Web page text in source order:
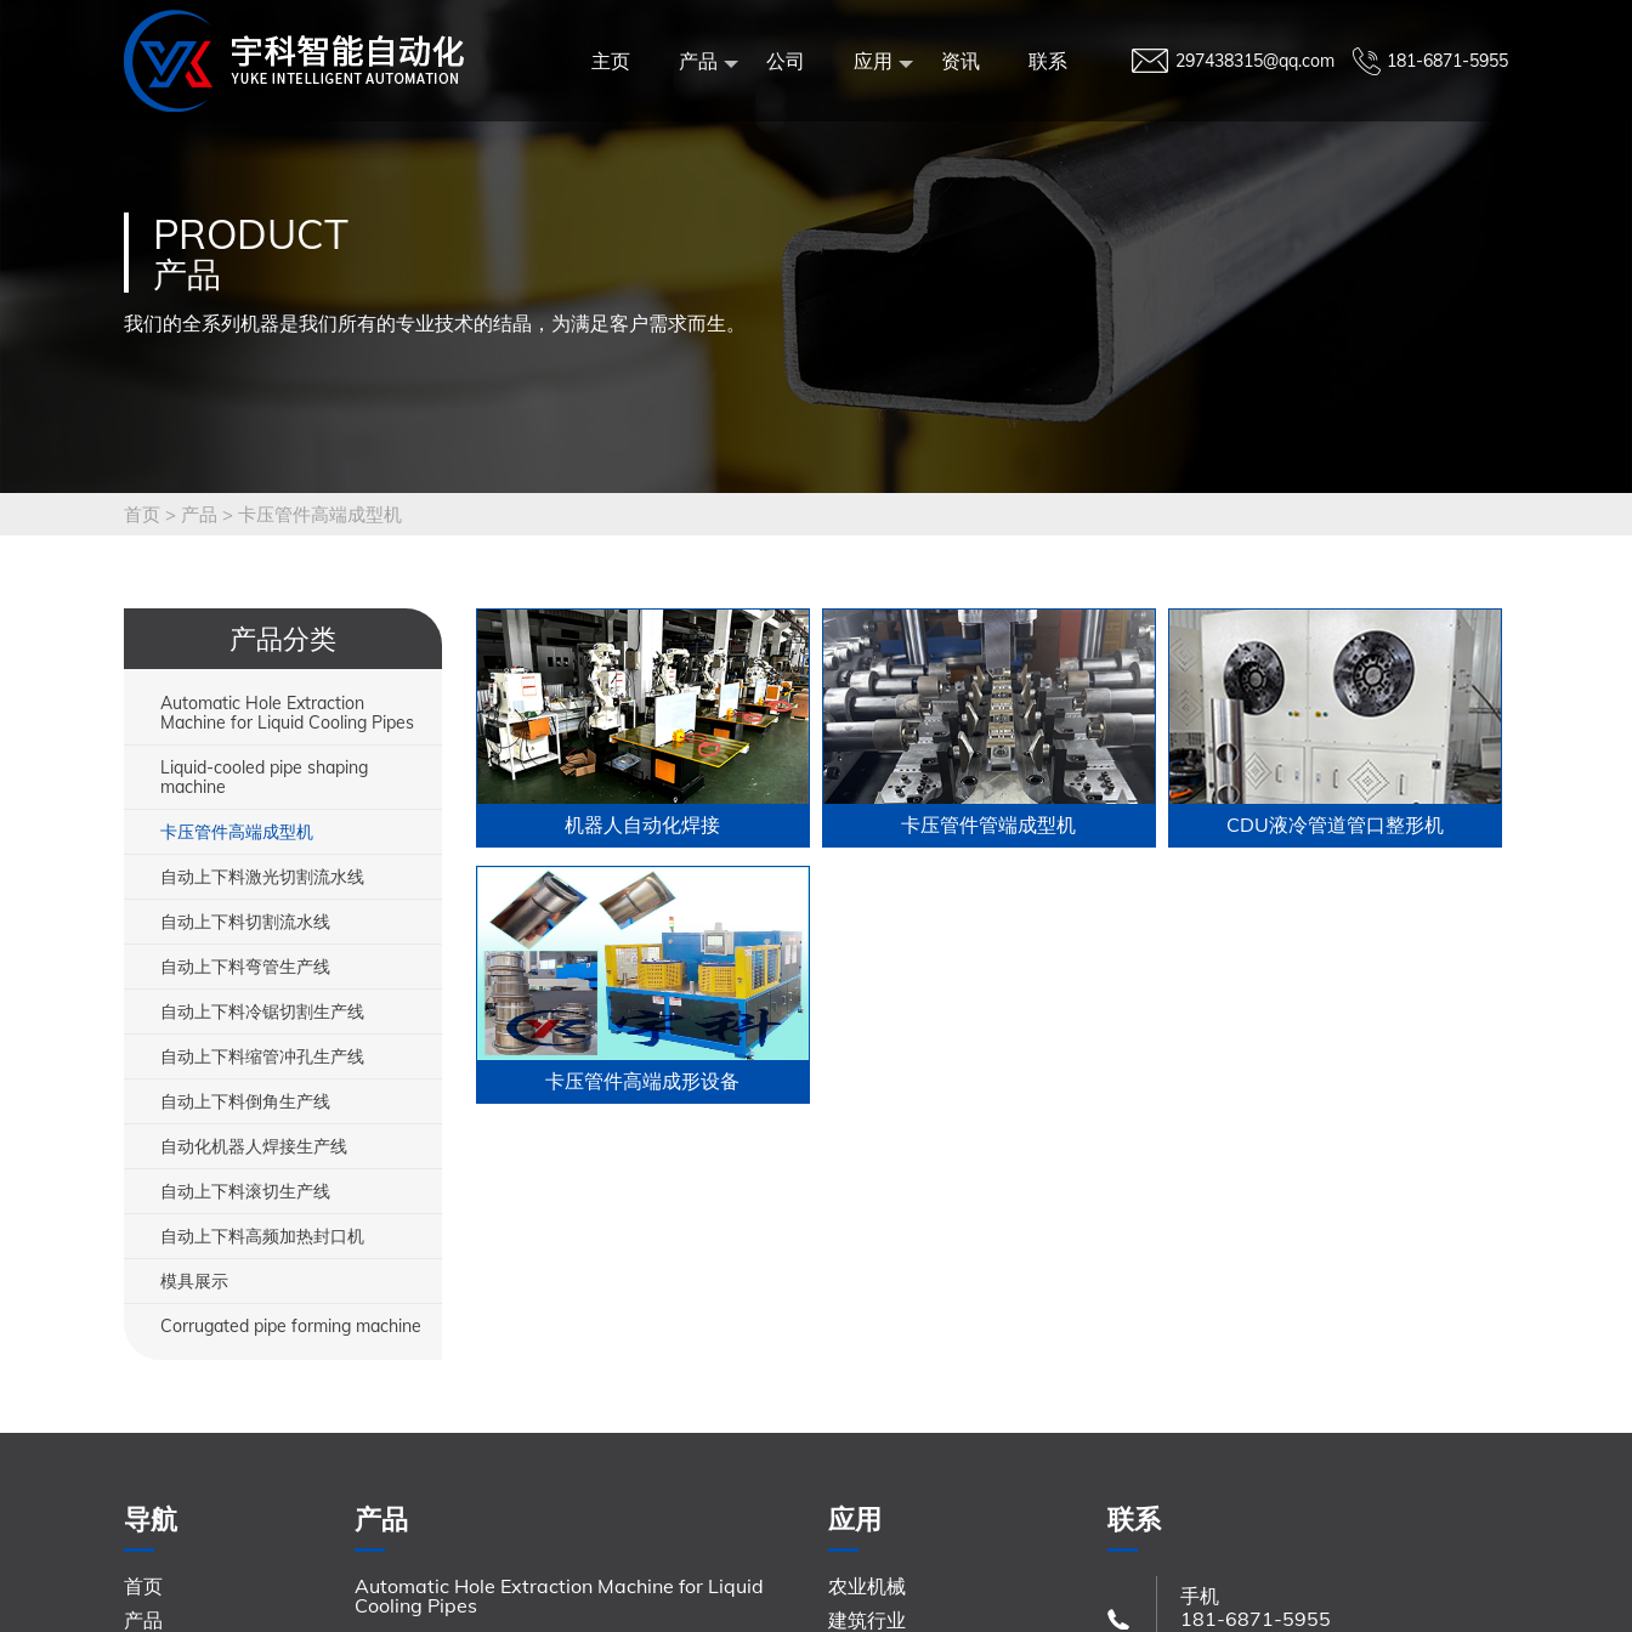
主页 产品 公司 应用 资讯 联系 297438315@qq.com 181-6871-5955
PRODUCT
产品
我们的全系列机器是我们所有的专业技术的结晶，为满足客户需求而生。
首页 > 产品 > 卡压管件高端成型机
产品分类
Automatic Hole Extraction
Machine for Liquid Cooling Pipes
Liquid-cooled pipe shaping
machine
卡压管件高端成型机
自动上下料激光切割流水线
自动上下料切割流水线
自动上下料弯管生产线
自动上下料冷锯切割生产线
自动上下料缩管冲孔生产线
自动上下料倒角生产线
自动化机器人焊接生产线
自动上下料滚切生产线
自动上下料高频加热封口机
模具展示
Corrugated pipe forming machine
机器人自动化焊接 卡压管件管端成型机 CDU液冷管道管口整形机
卡压管件高端成形设备
导航
首页
产品
产品
Automatic Hole Extraction Machine for Liquid
Cooling Pipes
应用
农业机械
建筑行业
联系
手机
181-6871-5955